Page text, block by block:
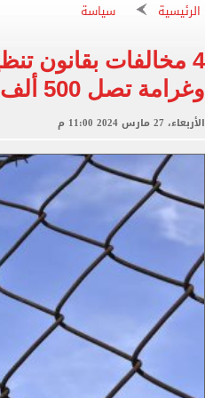
الكشف عن قصر محمد صلاح
برشلونة يطرح تذاكر
طرابزون سبور ينفي الحجز
الرئيسية سياسة
4 مخالفات بقانون
وغرامة تصل 500 ألف جنيه
الأربعاء، 27 مارس 2024 11:00 م